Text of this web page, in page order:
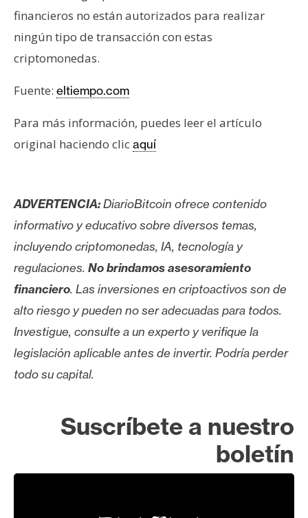
s
d
e
r
n
s
T
e
m
a
R
e
c
u
financieros no están autorizados para realizar
ningún tipo de transacción con estas
criptomonedas.
Fuente: eltiempo.com
Para más información, puedes leer el artículo
original haciendo clicaquí
ADVERTENCIA:DiarioBitcoin ofrece contenido
informativo y educativo sobre diversos temas,
incluyendo criptomonedas, IA, tecnología y
regulaciones. No brindamos asesoramiento
financiero. Las inversiones en criptoactivos son de
alto riesgo y pueden no ser adecuadas para todos.
Investigue, consulte a un experto y verifique la
legislación aplicable antes de invertir. Podría perder
todo su capital.
Suscríbete a nuestro
boletín